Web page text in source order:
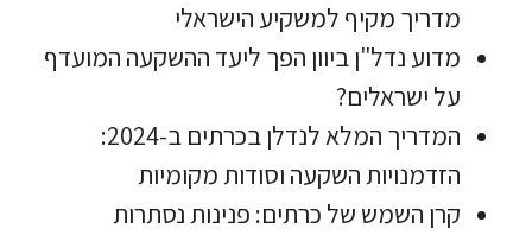
מדריך מקיף למשקיע הישראלי
מדוע נדל"ן ביוון הפך ליעד ההשקעה המועדף
על ישראלים?
המדריך המלא לנדלן בכרתים ב-2024:
הזדמנויות השקעה וסודות מקומיות
קרן השמש של כרתים: פנינות נסתרות